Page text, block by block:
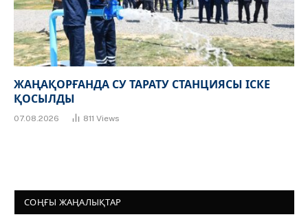
ЖАҢАҚОРҒАНДА СУ ТАРАТУ СТАНЦИЯСЫ ІСКЕ
ҚОСЫЛДЫ
07.08.2026 811 Views
СОҢҒЫ ЖАҢАЛЫҚТАР